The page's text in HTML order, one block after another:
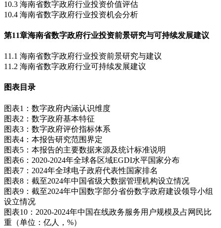
10.3 海南省数字政府行业投资价值评估
10.4 海南省数字政府行业投资机会分析
第11章海南省数字政府行业投资前景研究与可持续发展建议
11.1 海南省数字政府行业投资前景研究与建议
11.2 海南省数字政府行业可持续发展建议
图表目录
图表1：数字政府内涵认识维度
图表2：数字政府基本特征
图表3：数字政府评价指标体系
图表4：本报告研究范围界定
图表5：本报告的主要数据来源及统计标准说明
图表6：2020-2024年全球各区域EGDI水平国家分布
图表7：2024年全球电子政府代表性国家排名
图表8：截至2024年中国省级大数据管理机构设立情况
图表9：截至2024年中国数字部分省份数字政府建设领导小组
设立情况
图表10：2020-2024年中国在线政务服务用户规模及占网民比
重（单位：亿人，%）